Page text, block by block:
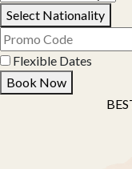
Select Nationality
Flexible Dates
Book Now